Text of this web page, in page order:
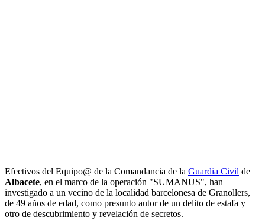
Efectivos del Equipo@ de la Comandancia de la Guardia Civil de
Albacete, en el marco de la operación "SUMANUS", han
investigado a un vecino de la localidad barcelonesa de Granollers,
de 49 años de edad, como presunto autor de un delito de estafa y
otro de descubrimiento y revelación de secretos.